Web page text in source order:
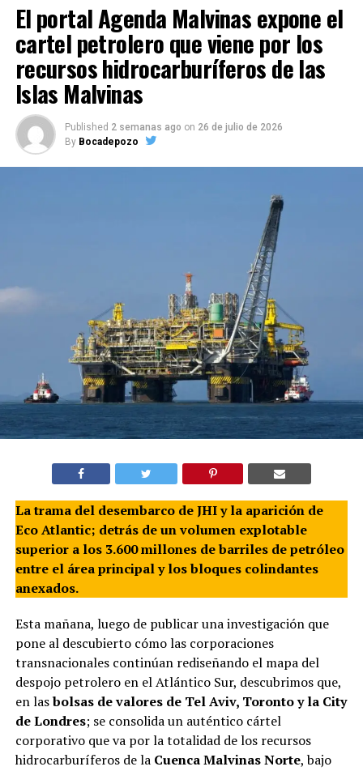
El portal Agenda Malvinas expone el
cartel petrolero que viene por los
recursos hidrocarburíferos de las
Islas Malvinas
Published 2 semanas ago on 26 de julio de 2026
By Bocadepozo
La trama del desembarco de JHI y la aparición de
Eco Atlantic; detrás de un volumen explotable
superior a los 3.600 millones de barriles de petróleo
entre el área principal y los bloques colindantes
anexados.
Esta mañana, luego de publicar una investigación que
pone al descubierto cómo las corporaciones
transnacionales continúan rediseñando el mapa del
despojo petrolero en el Atlántico Sur, descubrimos que,
en lasbolsas de valores de Tel Aviv, Toronto y la City
de Londres; se consolida un auténtico cártel
corporativo que va por la totalidad de los recursos
hidrocarburíferos de la Cuenca Malvinas Norte, bajo